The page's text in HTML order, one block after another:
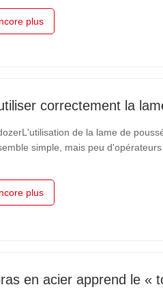
rippers et des…
plus
de la lame de
simple, mais peu
en…
plus